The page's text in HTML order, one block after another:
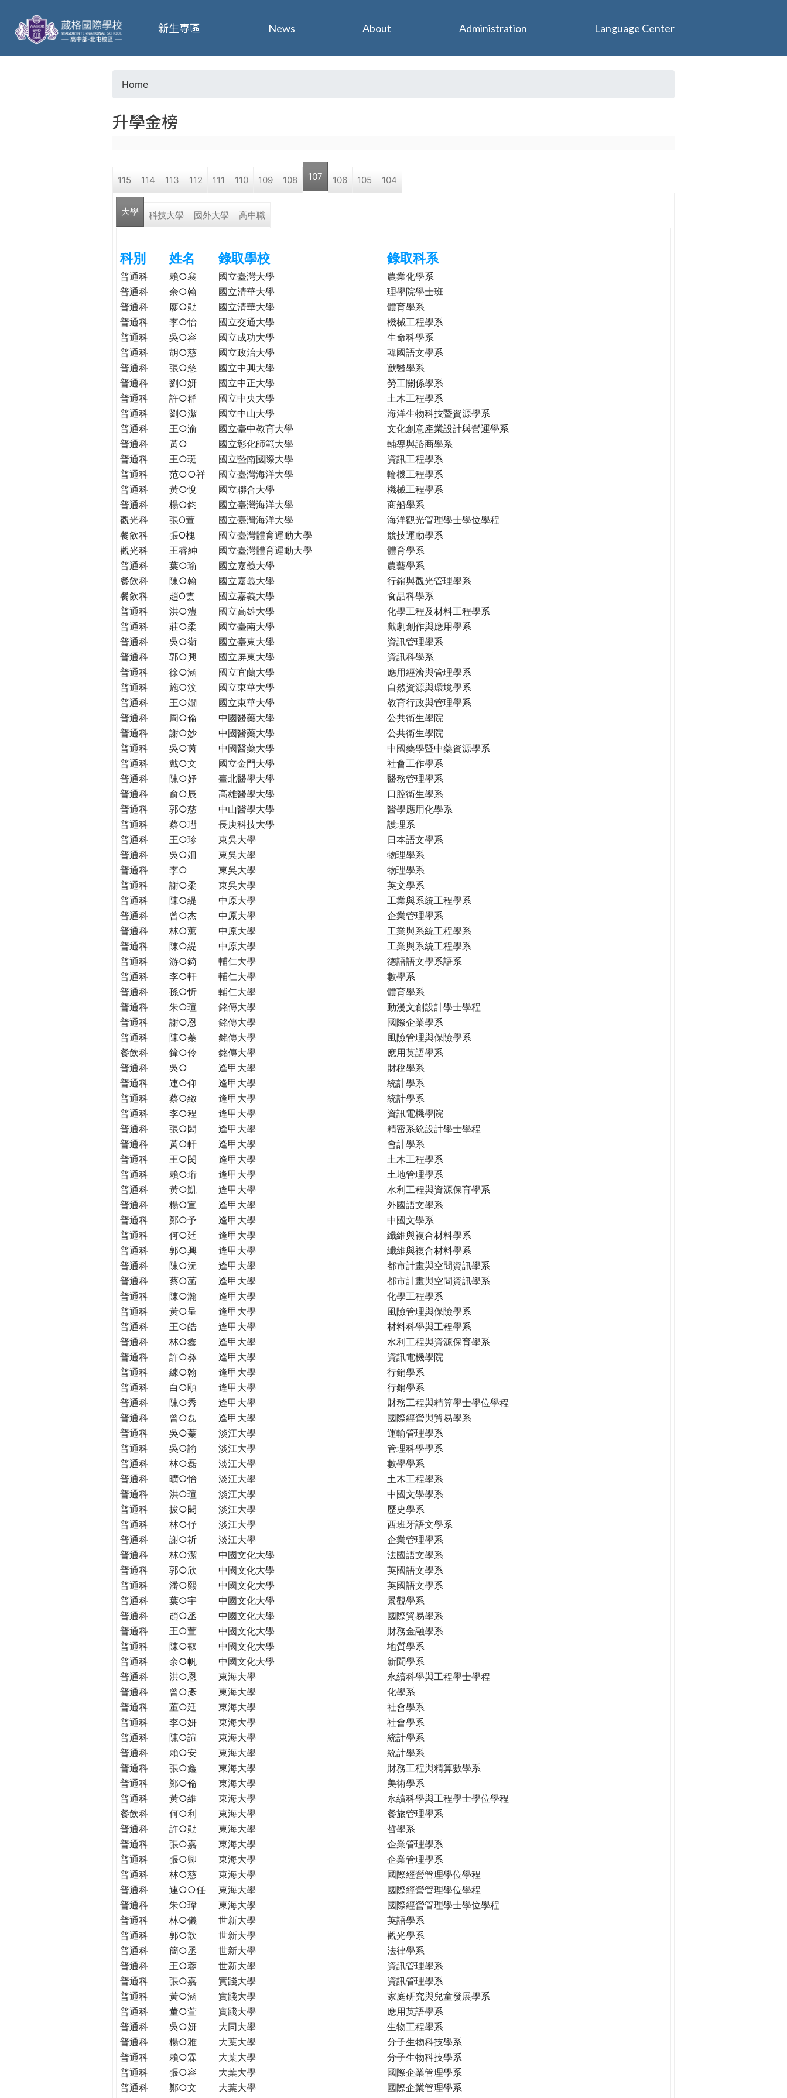
葳
格
o
a
r
h
e
r
e
Home
升學金榜
115 114 113 112 111 110 109 108 107 106 105 104
大學 科技大學 國外大學 高中職
科別 姓名 錄取學校 錄取科系
普通科 賴○襄 國立臺灣大學
農業化學系
普通科
余○翰 國立清華大學
理學院學士班
普通科
廖○勛 國立清華大學
體育學系
普通科
李○怡 國立交通大學
機械工程學系
普通科
吳○容 國立成功大學
生命科學系
普通科
胡○慈 國立政治大學
韓國語文學系
普通科
張○慈 國立中興大學
獸醫學系
普通科
劉○妍 國立中正大學
勞工關係學系
普通科
許○群 國立中央大學
土木工程學系
普通科
劉○潔 國立中山大學
海洋生物科技暨資源學系
普通科
王○渝 國立臺中教育大學
文化創意產業設計與營運學系
普通科
黃○ 國立彰化師範大學
輔導與諮商學系
普通科
王○珽 國立暨南國際大學
資訊工程學系
普通科
范○○祥 國立臺灣海洋大學
輪機工程學系
普通科
黃○悅 國立聯合大學
機械工程學系
普通科
楊○鈞 國立臺灣海洋大學
商船學系
觀光科
張O萱 國立臺灣海洋大學
海洋觀光管理學士學位學程
餐飲科
張O槐 國立臺灣體育運動大學
競技運動學系
觀光科
王睿紳 國立臺灣體育運動大學
體育學系
普通科
葉○瑜 國立嘉義大學
農藝學系
餐飲科
陳○翰 國立嘉義大學
行銷與觀光管理學系
餐飲科
趙O雲 國立嘉義大學
食品科學系
普通科
洪○澧 國立高雄大學
化學工程及材料工程學系
普通科
莊○柔 國立臺南大學
戲劇創作與應用學系
普通科
吳○衛 國立臺東大學
資訊管理學系
普通科
郭○興 國立屏東大學
資訊科學系
普通科
徐○涵 國立宜蘭大學
應用經濟與管理學系
普通科
施○汶 國立東華大學
自然資源與環境學系
普通科
王○嫺 國立東華大學
教育行政與管理學系
普通科
周○倫 中國醫藥大學
公共衛生學院
普通科
謝○妙 中國醫藥大學
公共衛生學院
普通科
吳○茵 中國醫藥大學
中國藥學暨中藥資源學系
普通科
戴○文 國立金門大學
社會工作學系
普通科
陳○妤 臺北醫學大學
醫務管理學系
普通科
俞○辰 高雄醫學大學
口腔衛生學系
普通科
郭○慈 中山醫學大學
醫學應用化學系
普通科
蔡○㻰 長庚科技大學
護理系
普通科
王○珍 東吳大學
日本語文學系
普通科
吳○姍 東吳大學
物理學系
普通科
李○ 東吳大學
物理學系
普通科
謝○柔 東吳大學
英文學系
普通科
陳○緹 中原大學
工業與系統工程學系
普通科
曾○杰 中原大學
企業管理學系
普通科
林○蕙 中原大學
工業與系統工程學系
普通科
陳○緹 中原大學
工業與系統工程學系
普通科
游○錡 輔仁大學
德語語文學系語系
普通科
李○軒 輔仁大學
數學系
普通科
孫○忻 輔仁大學
體育學系
普通科
朱○瑄 銘傳大學
動漫文創設計學士學程
普通科
謝○恩 銘傳大學
國際企業學系
普通科
陳○蓁 銘傳大學
風險管理與保險學系
餐飲科
鐘○伶 銘傳大學
應用英語學系
普通科
吳○ 逢甲大學
財稅學系
普通科
連○仰 逢甲大學
統計學系
普通科
蔡○緻 逢甲大學
統計學系
普通科
李○程 逢甲大學
資訊電機學院
普通科
張○閎 逢甲大學
精密系統設計學士學程
普通科
黃○軒 逢甲大學
會計學系
普通科
王○閔 逢甲大學
土木工程學系
普通科
賴○珩 逢甲大學
土地管理學系
普通科
黃○凱 逢甲大學
水利工程與資源保育學系
普通科
楊○宣 逢甲大學
外國語文學系
普通科
鄭○予 逢甲大學
中國文學系
普通科
何○廷 逢甲大學
纖維與複合材料學系
普通科
郭○興 逢甲大學
纖維與複合材料學系
普通科
陳○沅 逢甲大學
都市計畫與空間資訊學系
普通科
蔡○菡 逢甲大學
都市計畫與空間資訊學系
普通科
陳○瀚 逢甲大學
化學工程學系
普通科
黃○呈 逢甲大學
風險管理與保險學系
普通科
王○皓 逢甲大學
材料科學與工程學系
普通科
林○鑫 逢甲大學
水利工程與資源保育學系
普通科
許○彝 逢甲大學
資訊電機學院
普通科
練○翰 逢甲大學
行銷學系
普通科
白○頤 逢甲大學
行銷學系
普通科
陳○秀 逢甲大學
財務工程與精算學士學位學程
普通科
曾○磊 逢甲大學
國際經營與貿易學系
普通科
吳○蓁 淡江大學
運輸管理學系
普通科
吳○諭 淡江大學
管理科學學系
普通科
林○磊 淡江大學
數學學系
普通科
曠○怡 淡江大學
土木工程學系
普通科
洪○瑄 淡江大學
中國文學學系
普通科
拔○閎 淡江大學
歷史學系
普通科
林○伃 淡江大學
西班牙語文學系
普通科
謝○祈 淡江大學
企業管理學系
普通科
林○潔 中國文化大學
法國語文學系
普通科
郭○欣 中國文化大學
英國語文學系
普通科
潘○熙 中國文化大學
英國語文學系
普通科
葉○宇 中國文化大學
景觀學系
普通科
趙○丞 中國文化大學
國際貿易學系
普通科
王○萱 中國文化大學
財務金融學系
普通科
陳○叡 中國文化大學
地質學系
普通科
余○帆 中國文化大學
新聞學系
普通科
洪○恩 東海大學
永續科學與工程學士學程
普通科
曾○彥 東海大學
化學系
普通科
董○廷 東海大學
社會學系
普通科
李○妍 東海大學
社會學系
普通科
陳○諠 東海大學
統計學系
普通科
賴○安 東海大學
統計學系
普通科
張○鑫 東海大學
財務工程與精算數學系
普通科
鄭○倫 東海大學
美術學系
普通科
黃○維 東海大學
永續科學與工程學士學位學程
餐飲科
何○利 東海大學
餐旅管理學系
普通科
許○勛 東海大學
哲學系
普通科
張○嘉 東海大學
企業管理學系
普通科
張○卿 東海大學
企業管理學系
普通科
林○慈 東海大學
國際經營管理學位學程
普通科
連○○任 東海大學
國際經營管理學位學程
普通科
朱○瑋 東海大學
國際經營管理學士學位學程
普通科
林○儀 世新大學
英語學系
普通科
郭○歆 世新大學
觀光學系
普通科
簡○丞 世新大學
法律學系
普通科
王○蓉 世新大學
資訊管理學系
普通科
張○嘉 實踐大學
資訊管理學系
普通科
黃○涵 實踐大學
家庭研究與兒童發展學系
普通科
董○萱 實踐大學
應用英語學系
普通科
吳○妍 大同大學
生物工程學系
普通科
楊○雅 大葉大學
分子生物科技學系
普通科
賴○霖 大葉大學
分子生物科技學系
普通科
張○容 大葉大學
國際企業管理學系
普通科
鄭○文 大葉大學
國際企業管理學系
新生專區 News About Administration Language Center